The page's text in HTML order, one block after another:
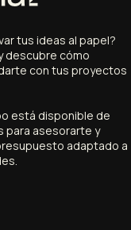
tus ideas al papel?
descubre cómo
con tus proyectos
está disponible de
para asesorarte y
adaptado a